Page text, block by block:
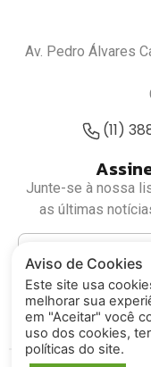
Av. Pedro Álvares
(11)
Junte-se à nossa
as últimas
Aviso de Cookies
Este site usa
melhorar sua
em "Aceitar" você
uso dos cookies,
políticas do site.